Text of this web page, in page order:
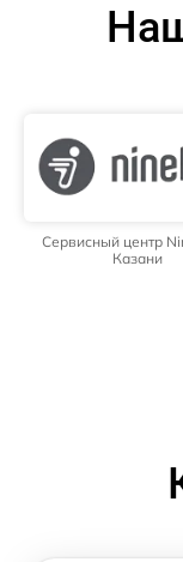
Сервисный центр
Казани